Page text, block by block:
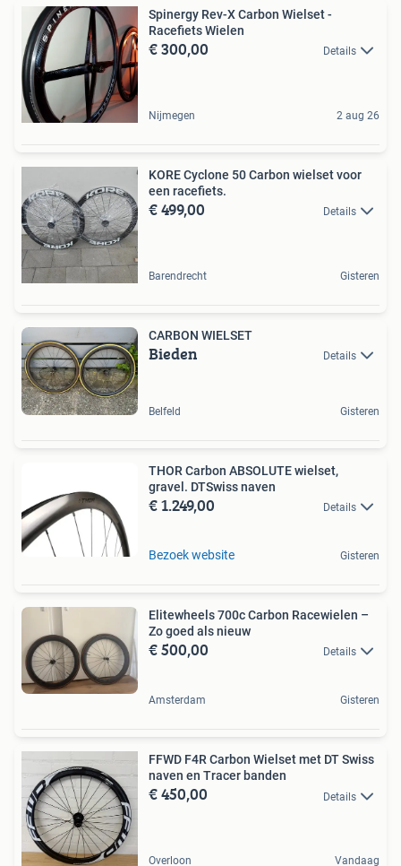
Spinergy Rev-X Carbon Wielset -
Racefiets Wielen
€ 300,00 Details
Nijmegen 2 aug 26
KORE Cyclone 50 Carbon wielset voor
een racefiets.
€ 499,00 Details
Barendrecht Gisteren
CARBON WIELSET
Bieden Details
Belfeld Gisteren
THOR Carbon ABSOLUTE wielset,
gravel. DTSwiss naven
€ 1.249,00 Details
Bezoek website Gisteren
Elitewheels 700c Carbon Racewielen –
Zo goed als nieuw
€ 500,00 Details
Amsterdam Gisteren
FFWD F4R Carbon Wielset met DT Swiss
naven en Tracer banden
€ 450,00 Details
Overloon Vandaag